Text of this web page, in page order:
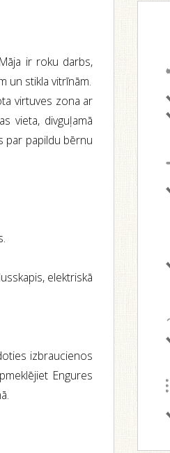
ir roku darbs,
un stikla vitrīnām.
virtuves zona ar
vieta, divguļamā
par papildu bērnu
elektriskā
izbraucienos
Engures